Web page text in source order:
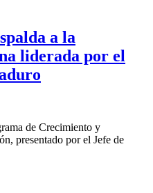
a la
liderada por el
de Crecimiento y
presentado por el Jefe de